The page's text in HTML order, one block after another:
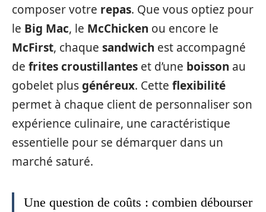
composer votre repas. Que vous optiez pour
le Big Mac, le McChicken ou encore le
McFirst, chaque sandwich est accompagné
de frites croustillantes et d’une boisson au
gobelet plusgénéreux. Cette flexibilité
permet à chaque client de personnaliser son
expérience culinaire, une caractéristique
essentielle pour se démarquer dans un
marché saturé.
Une question de coûts : combien débourser